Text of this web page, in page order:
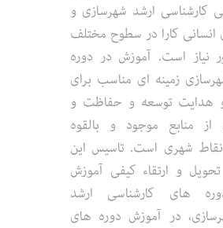
کارشناسی ارشد شهرسازی و
انسانی کارا در سطوح مختلف
نیاز است. آموزش در دوره
زمینه ای مناسب برای
هدایت توسعه و حفاظت و
از منابع موجود و بالقوه
شهری است. تاسیس این
و ارتقاء کیفی آموزش
های کارشناسی ارشد
در آموزش دوره های